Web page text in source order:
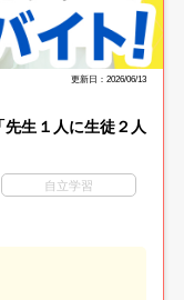
更新日：2026/06/13
生１人に生徒２人
自立学習